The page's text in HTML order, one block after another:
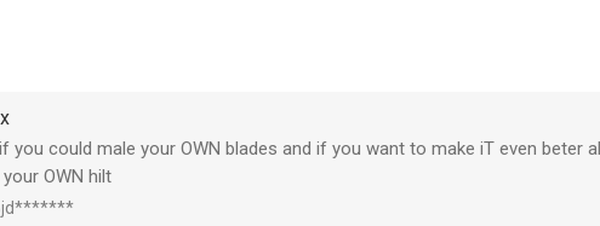
Makeris het laatst vergeleken op 7 Aug om 07:50.
you could male your OWN blades and if you want to make iT even beter
OWN hilt